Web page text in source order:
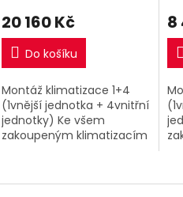
20 160 Kč
Do košíku
Montáž klimatizace 1+4
(1vnější jednotka + 4vnitřní
jednotky) Ke všem
zakoupeným klimatizacím
kompletní montáž za
8